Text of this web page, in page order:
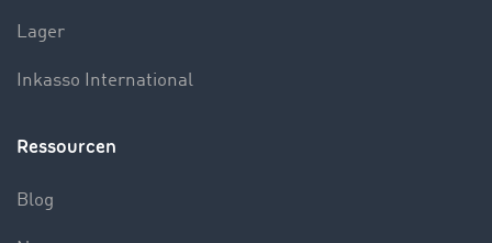
Lager
Inkasso International
Ressourcen
Blog